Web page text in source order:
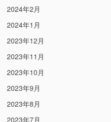
2024年2月
2024年1月
2023年12月
2023年11月
2023年10月
2023年9月
2023年8月
2023年7月